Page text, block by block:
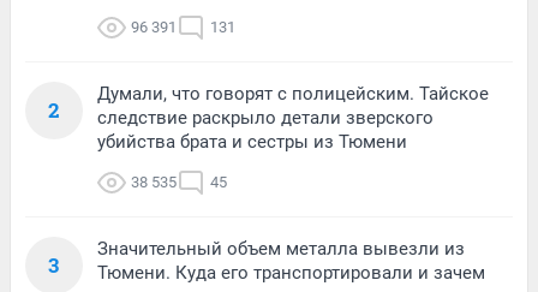
96 391 131
2
Думали, что говорят с полицейским. Тайское
следствие раскрыло детали зверского
убийства брата и сестры из Тюмени
38 535 45
3
Значительный объем металла вывезли из
Тюмени. Куда его транспортировали и зачем